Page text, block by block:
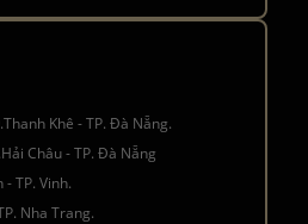
Khê - TP. Đà Nẵng.
Châu - TP. Đà Nẵng
TP. Vinh.
Nha Trang.